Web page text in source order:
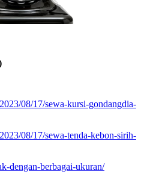
08/17/sewa-kursi-gondangdia-
08/17/sewa-tenda-kebon-sirih-
dengan-berbagai-ukuran/